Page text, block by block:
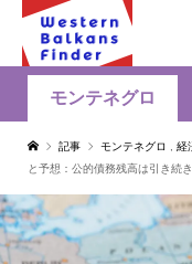
モンテネグロ
記事 モンテネグロ 経
と予想：公的債務残高は引き続